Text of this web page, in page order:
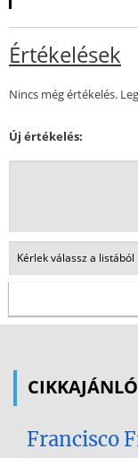
Értékelések
Nincs még értékelés.
Új értékelés:
CIKKAJÁNLÓ
Francisco